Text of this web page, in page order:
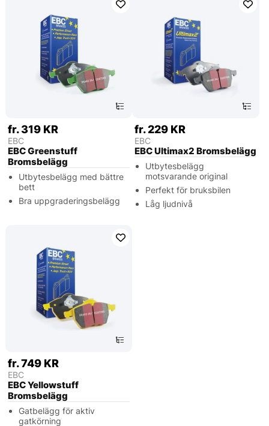
fr. 319 KR
EBC
EBC Greenstuff
Bromsbelägg
Utbytesbelägg med bättre
bett
Bra uppgraderingsbelägg
fr. 229 KR
EBC
EBC Ultimax2 Bromsbelägg
Utbytesbelägg
motsvarande original
Perfekt för bruksbilen
Låg ljudnivå
fr. 749 KR
EBC
EBC Yellowstuff
Bromsbelägg
Gatbelägg för aktiv
gatkörning